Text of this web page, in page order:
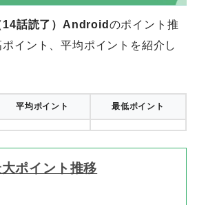
14話読了）Android のポイント推
イント、平均ポイントを紹介し
平均ポイント 最低ポイント
ポイント推移